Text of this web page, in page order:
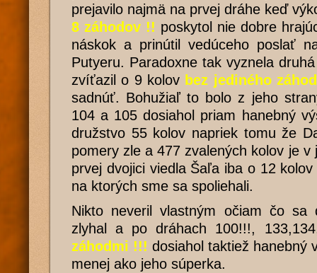
prejavilo najmä na prvej dráhe keď
8 záhodov !! poskytol nie dobre
náskok a prinútil vedúceho poslať
Putyeru. Paradoxne tak vyznela
zvíťazil o 9 kolov bez jediného
sadnúť. Bohužiaľ to bolo z jeho
104 a 105 dosiahol priam hanebný
družstvo 55 kolov napriek tomu že
pomery zle a 477 zvalených kolov je
prvej dvojici viedla Šaľa iba o 12
na ktorých sme sa spoliehali.
Nikto neveril vlastným očiam čo sa
zlyhal a po dráhach 100!!!,
záhodmi !!! dosiahol taktiež hanebný
menej ako jeho súperka.